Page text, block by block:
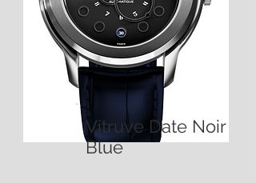
Vitruve Date Noir
Blue